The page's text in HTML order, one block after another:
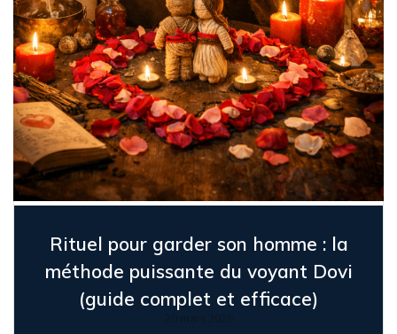
Rituel pour garder son homme : la
méthode puissante du voyant Dovi
(guide complet et efficace)